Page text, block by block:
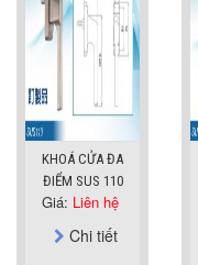
KHOÁ CỬA ĐA
ĐIỂM SUS 110
Giá: Liên hệ
Chi tiết